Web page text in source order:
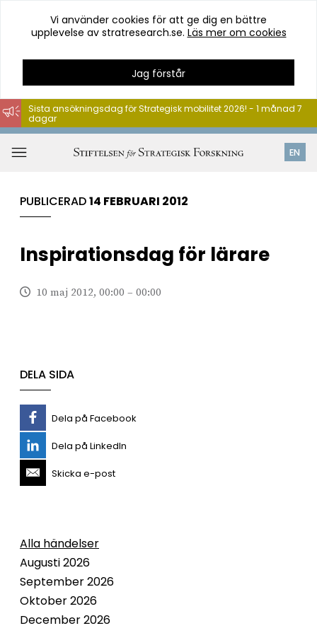
Hoppa
till
innehåll
Vi använder cookies för att ge dig en bättre
upplevelse av stratresearch.se. Läs mer om cookies
Jag förstår
EN
Sista ansökningsdag för Strategisk mobilitet 2026! - 1 månad 7
dagar
PUBLICERAD14 FEBRUARI 2012
Inspirationsdag för lärare
10 maj 2012, 00:00 – 00:00
DELA SIDA
Dela på Facebook
Dela på LinkedIn
Skicka e-post
Alla händelser
Augusti 2026
September 2026
Oktober 2026
December 2026